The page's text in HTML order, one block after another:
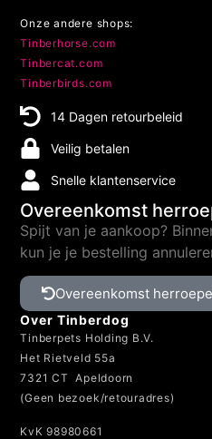
Onze andere shops:
Tinberhorse.com
Tinbercat.com
Tinberbirds.com
14 Dagen retourbeleid
Veilig betalen
Snelle klantenservice
Overeenkomst
Spijt van je aankoop?
kun je je bestelling
Overeenkomst
Over Tinberdog
Tinberpets Holding B.V.
Het Rietveld 55a
7321 CT Apeldoorn
(Geen bezoek/retouradres)
KvK 98980661